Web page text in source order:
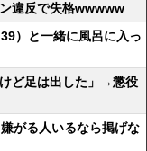
違反で失格wwwww
）と一緒に風呂に入っ
ど足は出した」→懲役
がる人いるなら掲げな